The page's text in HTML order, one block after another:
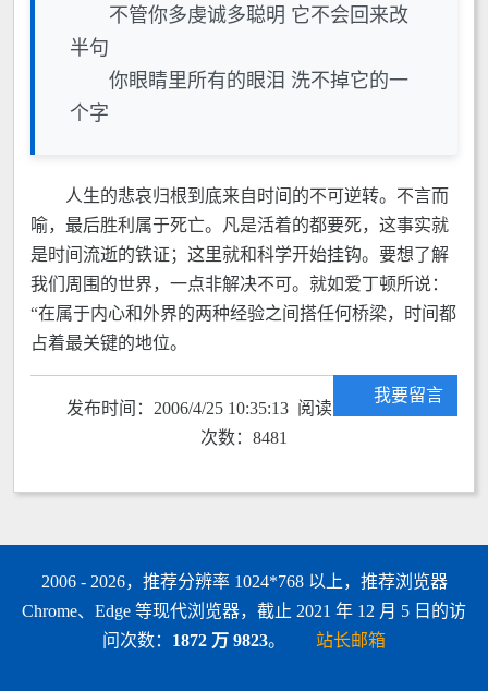
不管你多虔诚多聪明 它不会回来改
半句
你眼睛里所有的眼泪 洗不掉它的一
个字
人生的悲哀归根到底来自时间的不可逆转。不言而
喻，最后胜利属于死亡。凡是活着的都要死，这事实就
是时间流逝的铁证；这里就和科学开始挂钩。要想了解
我们周围的世界，一点非解决不可。就如爱丁顿所说：
“在属于内心和外界的两种经验之间搭任何桥梁，时间都
占着最关键的地位。
我要留言
发布时间：2006/4/25 10:35:13 阅读
次数：8481
2006 - 2026，推荐分辨率 1024*768 以上，推荐浏览器
Chrome、Edge 等现代浏览器，截止 2021 年 12 月 5 日的访
问次数： 1872 万 9823。 站长邮箱